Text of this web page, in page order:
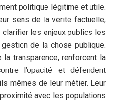
politique légitime et utile.
sens de la vérité factuelle,
les enjeux publics les
de la chose publique.
transparence, renforcent la
l’opacité et défendent
mêmes de leur métier. Leur
avec les populations